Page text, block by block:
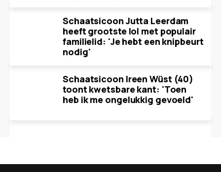
Schaatsicoon Jutta Leerdam
heeft grootste lol met populair
familielid: 'Je hebt een knipbeurt
nodig'
Schaatsicoon Ireen Wüst (40)
toont kwetsbare kant: 'Toen
heb ik me ongelukkig gevoeld'